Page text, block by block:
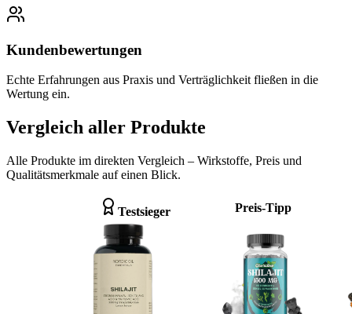
Kundenbewertungen
Echte Erfahrungen aus Praxis und Verträglichkeit fließen in die
Wertung ein.
Vergleich aller Produkte
Alle Produkte im direkten Vergleich – Wirkstoffe, Preis und
Qualitätsmerkmale auf einen Blick.
Testsieger Preis-Tipp